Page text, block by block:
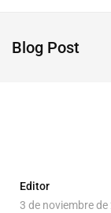
Blog Post
Editor
3 de noviembre de